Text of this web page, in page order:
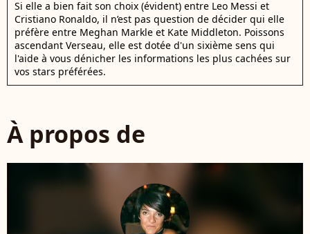
Si elle a bien fait son choix (évident) entre Leo Messi et
Cristiano Ronaldo, il n’est pas question de décider qui elle
préfère entre Meghan Markle et Kate Middleton. Poissons
ascendant Verseau, elle est dotée d'un sixième sens qui
l'aide à vous dénicher les informations les plus cachées sur
vos stars préférées.
À propos de